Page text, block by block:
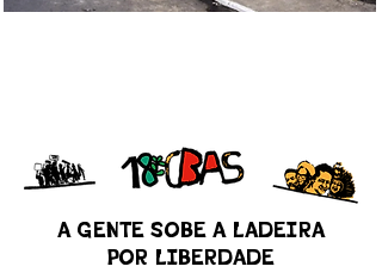
A GENTE SOBE A LADEIRA
POR LIBERDADE